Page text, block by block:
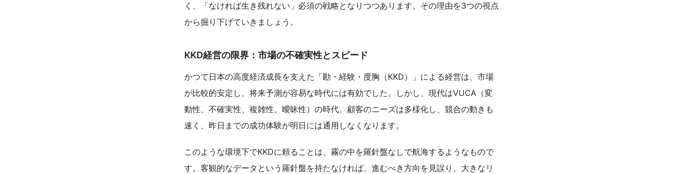
く、「なければ生き残れない」必須の戦略となりつつあります。その理由を3つの視点
から掘り下げていきましょう。
KKD経営の限界：市場の不確実性とスピード
かつて日本の高度経済成長を支えた「勘・経験・度胸（KKD）」による経営は、市場
が比較的安定し、将来予測が容易な時代には有効でした。しかし、現代はVUCA（変
動性、不確実性、複雑性、曖昧性）の時代。顧客のニーズは多様化し、競合の動きも
速く、昨日までの成功体験が明日には通用しなくなります。
このような環境下でKKDに頼ることは、霧の中を羅針盤なしで航海するようなもので
す。客観的なデータという羅針盤を持たなければ、進むべき方向を見誤り、大きなリ